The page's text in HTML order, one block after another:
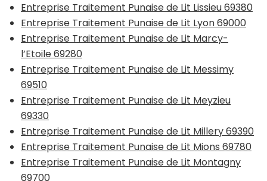
Entreprise Traitement Punaise de Lit Lissieu 69380
Entreprise Traitement Punaise de Lit Lyon 69000
Entreprise Traitement Punaise de Lit Marcy-
l’Etoile 69280
Entreprise Traitement Punaise de Lit Messimy
69510
Entreprise Traitement Punaise de Lit Meyzieu
69330
Entreprise Traitement Punaise de Lit Millery 69390
Entreprise Traitement Punaise de Lit Mions 69780
Entreprise Traitement Punaise de Lit Montagny
69700